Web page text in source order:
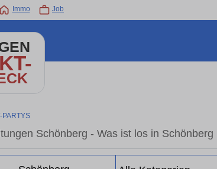
Immo Job
PARTYS
Schönberg - Was ist los in Schönberg